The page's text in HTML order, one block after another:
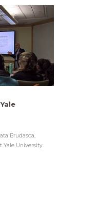
Brudasca,
Yale University.